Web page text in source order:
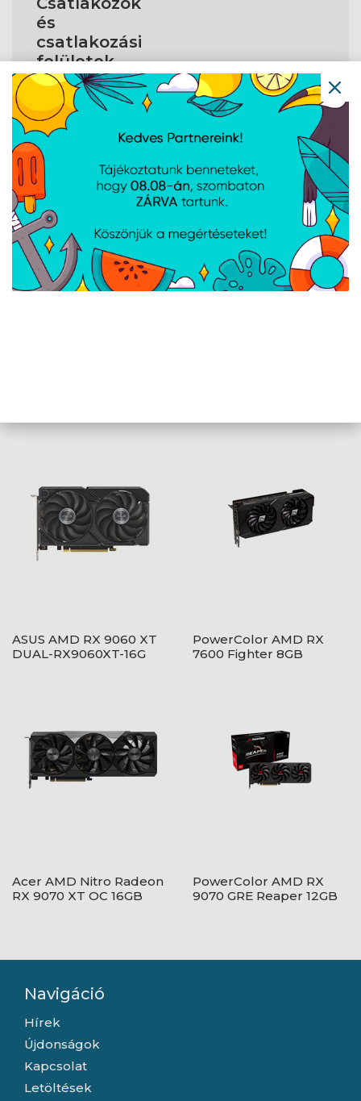
és
csatlakozási
felületek
Csatlakozófelület
típusa
PCI Express 5.0
HDMI portok
mennyisége
1
DVI-D portok
száma
0
DisplayPort száma
2
DVI-I portok
száma
ASUS AMD RX 9060 XT
DUAL-RX9060XT-16G
PowerColor AMD RX
7600 Fighter 8GB
Acer AMD Nitro Radeon
RX 9070 XT OC 16GB
PowerColor AMD RX
9070 GRE Reaper 12GB
Navigáció
Hírek
Újdonságok
Kapcsolat
Letöltések